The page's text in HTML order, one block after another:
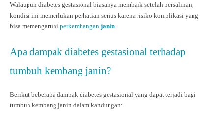
Walaupun diabetes gestasional biasanya membaik setelah persalinan,
kondisi ini memerlukan perhatian serius karena risiko komplikasi yang
bisa memengaruhi perkembangan janin
Apa dampak diabetes gestasional terhadap
tumbuh kembang janin?
Berikut beberapa dampak diabetes gestasional yang dapat terjadi bagi
tumbuh kembang janin dalam kandungan: